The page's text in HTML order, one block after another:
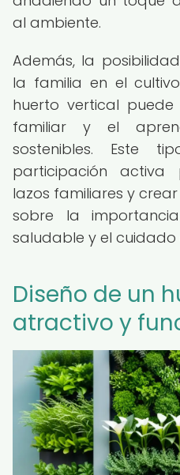
al ambiente.
Además, la
la familia en el
huerto vertical
familiar y el
sostenibles. Este
participación activa
lazos familiares y
sobre la
saludable y el
Diseño de un
atractivo y